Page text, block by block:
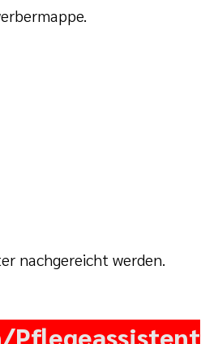
nachgereicht werden.
Pflegeassistent